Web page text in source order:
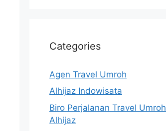
Categories
Agen Travel Umroh
Alhijaz Indowisata
Biro Perjalanan Travel Umroh
Alhijaz